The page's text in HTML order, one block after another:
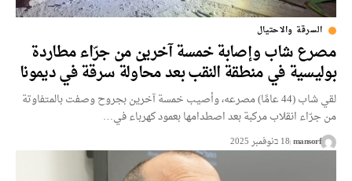
السرقة والاحتيال
مصرع شاب وإصابة خمسة آخرين من جرّاء مطاردة
بوليسية في منطقة النقب بعد محاولة سرقة في ديمونا
لقي شاب (44 عامًا) مصرعه، وأصيب خمسة آخرين بجروح وصفت بالمتفاوتة
من جرّاء انقلاب مركبة بعد اصطدامها بعمود كهرباء في…
mansorf18 בنوفمبر 2025